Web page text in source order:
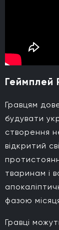
Геймплей
Гравцям
будувати
створення
відкритий
тваринам і
фазою
Гравці